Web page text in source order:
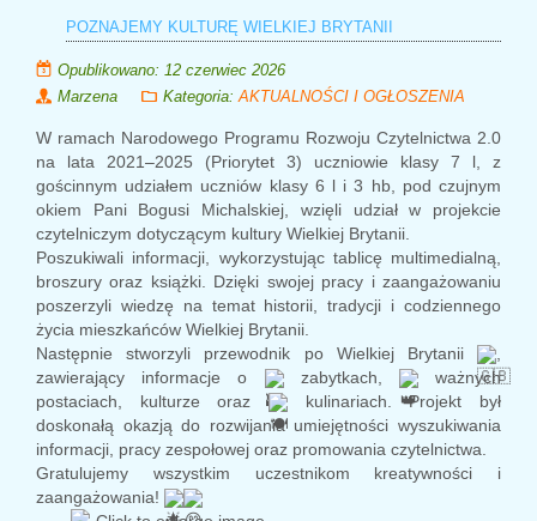
POZNAJEMY KULTURĘ WIELKIEJ BRYTANII
Opublikowano: 12 czerwiec 2026
Marzena
Kategoria: AKTUALNOŚCI I OGŁOSZENIA
W ramach Narodowego Programu Rozwoju Czytelnictwa 2.0
na lata 2021–2025 (Priorytet 3) uczniowie klasy 7 l, z
gościnnym udziałem uczniów klasy 6 l i 3 hb, pod czujnym
okiem Pani Bogusi Michalskiej, wzięli udział w projekcie
czytelniczym dotyczącym kultury Wielkiej Brytanii.
Poszukiwali informacji, wykorzystując tablicę multimedialną,
broszury oraz książki. Dzięki swojej pracy i zaangażowaniu
poszerzyli wiedzę na temat historii, tradycji i codziennego
życia mieszkańców Wielkiej Brytanii.
Następnie stworzyli przewodnik po Wielkiej Brytanii
zawierający informacje o
zabytkach,
ważnych
postaciach, kulturze oraz
kulinariach. Projekt był
doskonałą okazją do rozwijania umiejętności wyszukiwania
informacji, pracy zespołowej oraz promowania czytelnictwa.
Gratulujemy wszystkim uczestnikom kreatywności i
zaangażowania!